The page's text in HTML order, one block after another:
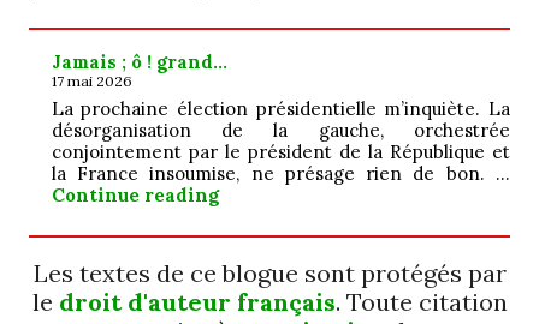
Jamais ; ô ! grand…
17 mai 2026
La prochaine élection présidentielle m’inquiète. La
désorganisation de la gauche, orchestrée
conjointement par le président de la République et
la France insoumise, ne présage rien de bon. …
Continue readingJamais ; ô ! grand…
Les textes de ce blogue sont protégés par
le droit d'auteur français. Toute citation